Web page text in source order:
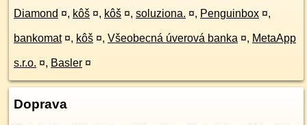
Diamond ¤, kôš ¤, kôš ¤, soluziona. ¤, Penguinbox ¤,
bankomat ¤, kôš ¤, Všeobecná úverová banka ¤, MetaApp
s.r.o. ¤, Basler ¤
Doprava